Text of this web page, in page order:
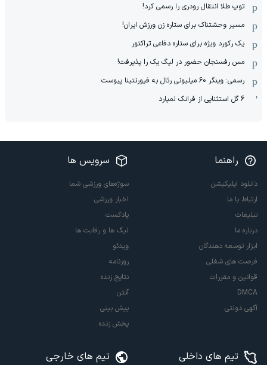
توپ طلا انتقال رودری را رسمی کرد!
مسیر وحشتناک برای ستاره زن ورزش ایران!
یک رکورد ویژه برای ستاره دفاعی تراکتور
مس رفسنجان حضور در لیگ یک را پذیرفت!
رسمی: وینگر 60 میلیونی رئال به فیورنتینا پیوست
6 گل استثنایی از فرانک لمپارد
راهنما
دانلود اپلیکیشن
ارتباط با ما
تبلیغات
درباره ما
ابزار توسعه دهندگان
فرصت های شغلی
قوانین و مقررات
DMCA
آگهی دولتی
سرویس ها
سوژه‌های ورزشی شما
اخبار ورزشی
پادکست
لیگ ها و رقابت ها
ویدئو
روزنامه
نتایج زنده
آنتن
پیش بینی
پخش زنده
تیم های داخلی تیم های خارجی